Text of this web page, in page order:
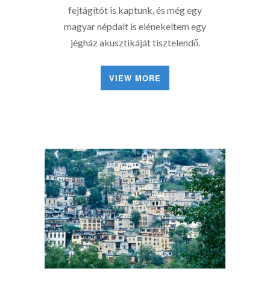
fejtágítót is kaptunk, és még egy
magyar népdalt is elénekeltem egy
jégház akusztikáját tisztelendő.
VIEW MORE